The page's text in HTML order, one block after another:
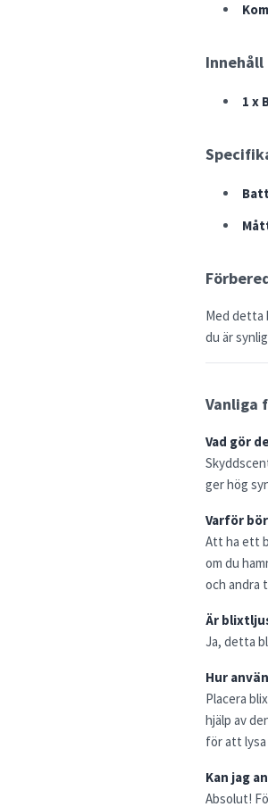
Innehåll
1 x
Med detta
du är
Vanliga
Vad gör
ger hög
Varför
Att ha ett
om du
och andra
Är
Ja, detta
Hur
Placera
hjälp av
för att
Kan jag
Absolut!